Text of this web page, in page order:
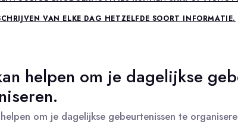
VAN ELKE DAG HETZELFDE SOORT INFORMATIE.
helpen om je dagelijkse
om je dagelijkse gebeurtenissen te